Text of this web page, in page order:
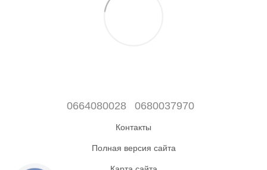
0664080028 0680037970
Контакты
Полная версия сайта